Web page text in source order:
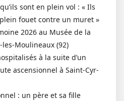
sont en plein vol : « Ils
fouet contre un muret »
2026 au Musée de la
les-Moulineaux (92)
à la suite d’un
ascensionnel à Saint-Cyr-
: un père et sa fille